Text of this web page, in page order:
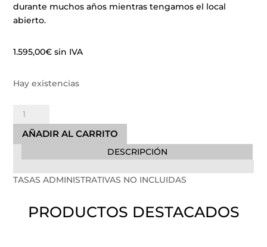
durante muchos años mientras tengamos el local
abierto.
1.595,00€ sin IVA
Hay existencias
Tramitación
Proyecto
Memoria
cantidad
AÑADIR AL CARRITO
DESCRIPCIÓN
TASAS ADMINISTRATIVAS NO INCLUIDAS
PRODUCTOS DESTACADOS